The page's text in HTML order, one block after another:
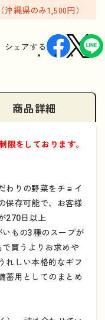
縄県のみ1,500円）
シェアする
商品詳細
限をしております。
わりの野菜をチョイ
保存可能で、お客様
270日以上
もの3種のスープが
買うよりお求めや
れしい本格的なギフ
蓄用としてのまとめ